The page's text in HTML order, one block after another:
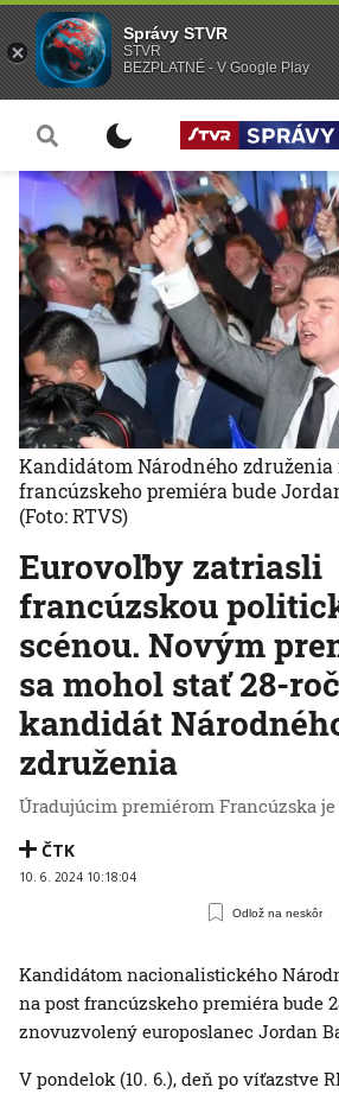
Eurovoľby zatriasli
francúzskou
scénou. Novým
sa mohol stať 28-
kandidát
združenia
Úradujúcim premiérom Francúzska
ČTK
10. 6. 2024 10:18:04
Odlož na neskôr
Kandidátom Národného združenia
francúzskeho premiéra bude
(Foto: RTVS)
Kandidátom nacionalistického
na post francúzskeho premiéra bude
znovuzvolený europoslanec Jordan
V pondelok (10. 6.), deň po víťazstve
Správy STVR
STVR
BEZPLATNÉ - V Google Play